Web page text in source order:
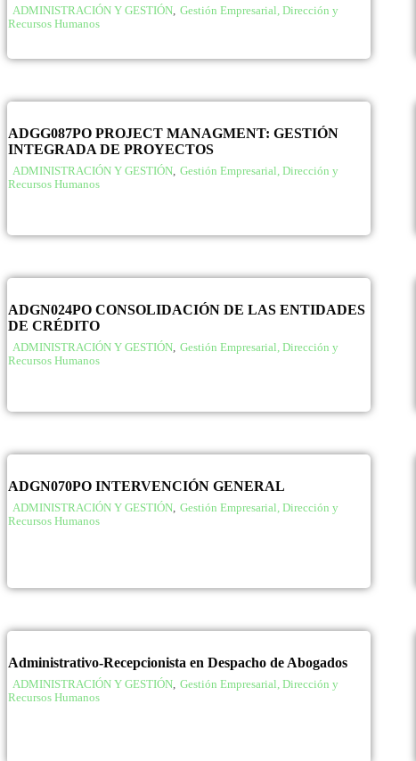
ADMINISTRACIÓN Y GESTIÓN, Gestión Empresarial, Dirección y
Recursos Humanos
ADGG087PO PROJECT MANAGMENT: GESTIÓN
INTEGRADA DE PROYECTOS
ADMINISTRACIÓN Y GESTIÓN, Gestión Empresarial, Dirección y
Recursos Humanos
ADGN024PO CONSOLIDACIÓN DE LAS ENTIDADES
DE CRÉDITO
ADMINISTRACIÓN Y GESTIÓN, Gestión Empresarial, Dirección y
Recursos Humanos
ADGN070PO INTERVENCIÓN GENERAL
ADMINISTRACIÓN Y GESTIÓN, Gestión Empresarial, Dirección y
Recursos Humanos
Administrativo-Recepcionista en Despacho de Abogados
ADMINISTRACIÓN Y GESTIÓN, Gestión Empresarial, Dirección y
Recursos Humanos